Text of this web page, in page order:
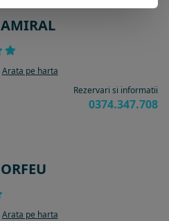
AMIRAL
Arata pe harta
Rezervari si informatii
0374.347.708
ORFEU
Arata pe harta